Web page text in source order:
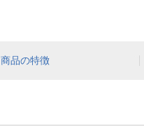
商品の特徴